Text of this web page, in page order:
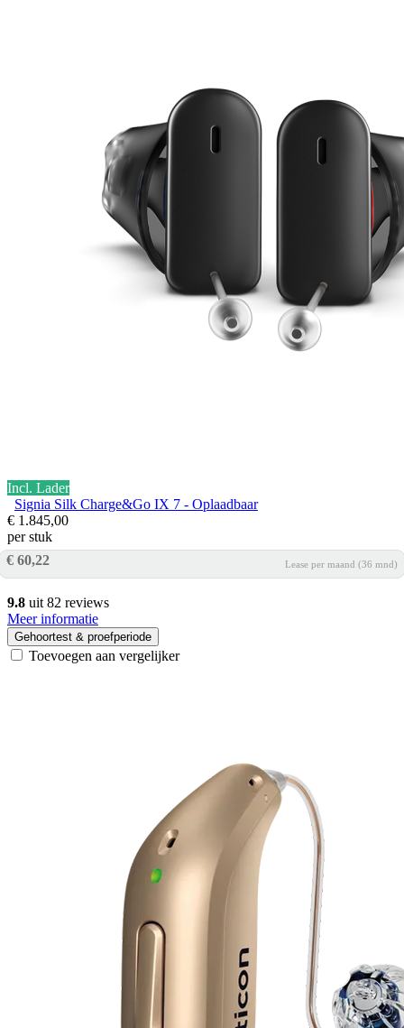
Incl. Lader
Signia Silk Charge&Go IX 7 - Oplaadbaar
€ 1.845,00
per stuk
€ 60,22
Lease per maand (36 mnd)
9.8 uit 82 reviews
Meer informatie
Gehoortest & proefperiode
Toevoegen aan vergelijker